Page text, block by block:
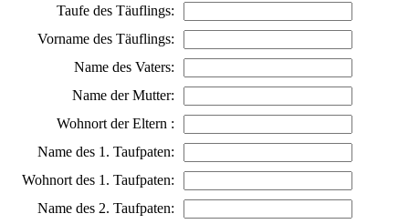
Taufe des Täuflings:
Vorname des Täuflings:
Name des Vaters:
Name der Mutter:
Wohnort der Eltern :
Name des 1. Taufpaten:
Wohnort des 1. Taufpaten:
Name des 2. Taufpaten: